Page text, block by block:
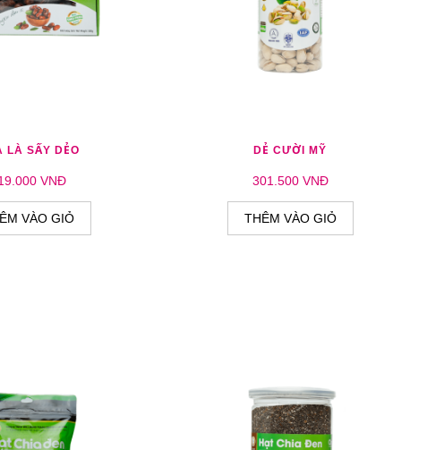
THÊM SO SÁNH
LÀ SẤY DẺO
VNĐ
VÀO GIỎ
THÊM YÊU THÍCH THÊM SO SÁNH
DẺ CƯỜI MỸ
301.500 VNĐ
THÊM VÀO GIỎ